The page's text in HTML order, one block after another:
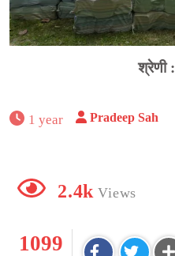
श्रेणी :
1 year Pradeep Sah
2.4k Views
1099